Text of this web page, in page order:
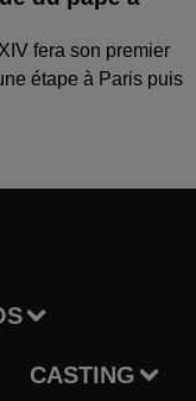
fera son premier
étape à Paris puis
CASTING